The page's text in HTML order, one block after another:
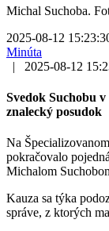
Michal Suchoba.
2025-08-12
Minúta
|
2025-08-12
Svedok Suchobu
znalecký posudok
Na
pokračovalo
Michalom
Kauza sa týka
správe, z ktorých